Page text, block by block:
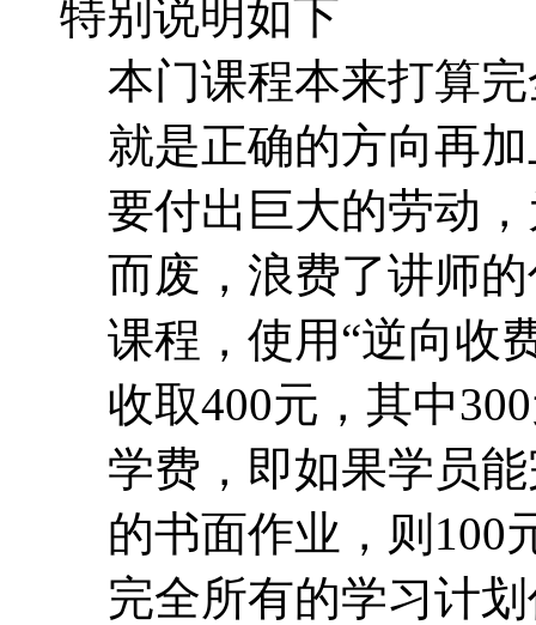
特别说明如下
本门课程本来打算
就是正确的方向再
要付出巨大的劳动
而废，浪费了讲师
课程，使用“逆向收
收取400元，其中
学费，即如果学员
的书面作业，则100
完全所有的学习计